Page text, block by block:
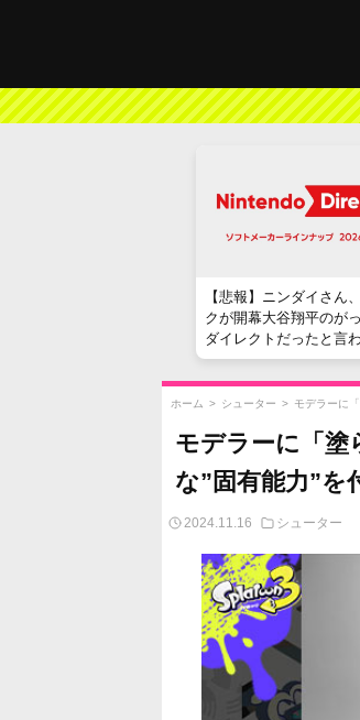
【悲報】ニンダイさん
クが開幕大谷翔平のが
ダイレクトだったと言
しまう
ホーム > シューター > モデラーに
モデラーに「塗
な”固有能力”を
2024.11.16 シューター